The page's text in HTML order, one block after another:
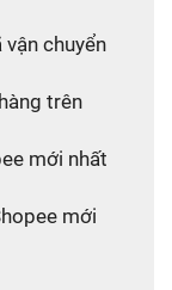
chuyển
trên
mới nhất
mới